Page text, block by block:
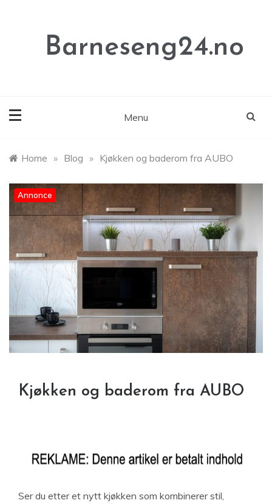
Barneseng24.no
Menu
Home » Blog » Kjøkken og baderom fra AUBO
Annonce
Kjøkken og baderom fra AUBO
Ser du etter et nytt kjøkken som kombinerer stil,